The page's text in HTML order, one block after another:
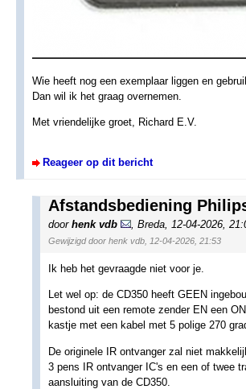
Wie heeft nog een exemplaar liggen en
Dan wil ik het graag overnemen.
Met vriendelijke groet, Richard E.V.
Reageer op dit bericht
Afstandsbediening
door henk vdb , Breda, 12-04-2026,
Gewijzigd door henk vdb, 12-04-2026, 21:53
Ik heb het gevraagde niet voor je.
Let wel op: de CD350 heeft GEEN
bestond uit een remote zender EN een
kastje met een kabel met 5 polige 270
De originele IR ontvanger zal niet
3 pens IR ontvanger IC's en een of twee
aansluiting van de CD350.